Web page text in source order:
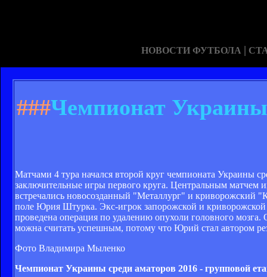
НОВОСТИ ФУТБОЛА |
###Чемпионат
Матчами 4 тура начался второй круг чемпионата Украины
заключительные игры первого круга. Центральным матчем
встречались новосозданный "Металлург" и криворожский
поле Юрия Штурка. Экс-игрок запорожской и
проведена операция по удалению опухоли головного мозга.
можна считать успешным, потому что Юрий стал автором
Фото Владимира Мыленко
Чемпионат Украины среди аматоров 2016 - групповой